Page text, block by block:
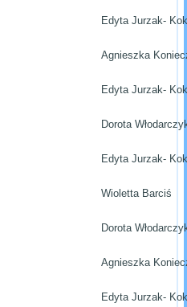
Edyta Jurzak-
Agnieszka
Edyta Jurzak-
Dorota
Edyta Jurzak-
Wioletta Barciś
Dorota
Agnieszka
Edyta Jurzak-